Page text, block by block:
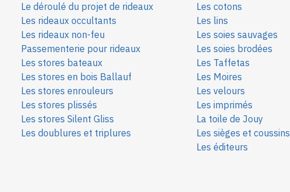
Le déroulé du projet de rideaux
Les rideaux occultants
Les rideaux non-feu
Passementerie pour rideaux
Les stores bateaux
Les stores en bois Ballauf
Les stores enrouleurs
Les stores plissés
Les stores Silent Gliss
Les doublures et triplures
Les cotons
Les lins
Les soies sauvages
Les soies brodées
Les Taffetas
Les Moires
Les velours
Les imprimés
La toile de Jouy
Les sièges et coussins
Les éditeurs